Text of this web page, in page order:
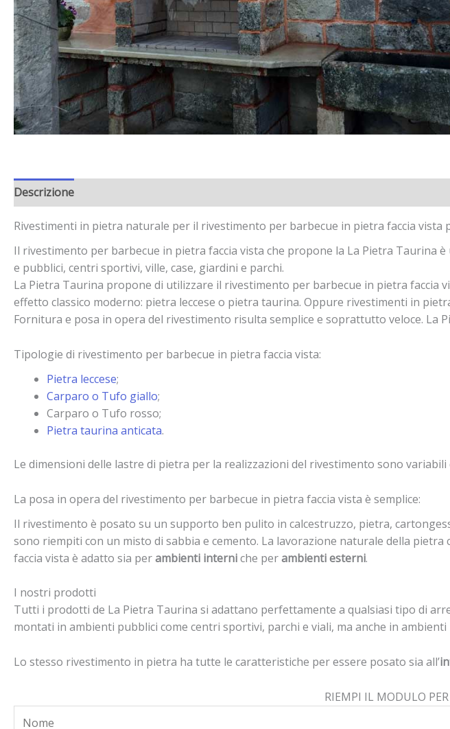
Descrizione
Rivestimenti in pietra naturale per il rivestimento per barbecue in pietra faccia vista
Il rivestimento per barbecue in pietra faccia vista che propone la La Pietra Taurina
e pubblici, centri sportivi, ville, case, giardini e parchi.
La Pietra Taurina propone di utilizzare il rivestimento per barbecue in pietra faccia
effetto classico moderno: pietra leccese o pietra taurina. Oppure rivestimenti in
Fornitura e posa in opera del rivestimento risulta semplice e soprattutto veloce. La
Tipologie di rivestimento per barbecue in pietra faccia vista:
Pietra leccese;
Carparo o Tufo giallo;
Carparo o Tufo rosso;
Pietra taurina anticata.
Le dimensioni delle lastre di pietra per la realizzazioni del rivestimento sono
La posa in opera del rivestimento per barbecue in pietra faccia vista è semplice:
Il rivestimento è posato su un supporto ben pulito in calcestruzzo, pietra,
sono riempiti con un misto di sabbia e cemento. La lavorazione naturale della pietra
faccia vista è adatto sia perambienti interniche perambienti esterni.
I nostri prodotti
Tutti i prodotti de La Pietra Taurina si adattano perfettamente a qualsiasi tipo di
montati in ambienti pubblici come centri sportivi, parchi e viali, ma anche in
Lo stesso rivestimento in pietra ha tutte le caratteristiche per essere posato sia all’
RIEMPI IL MODULO